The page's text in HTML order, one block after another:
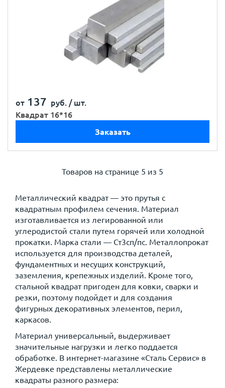
от 137 руб. / шт.
Квадрат 16*16
Заказать
Товаров на странице 5 из 5
Металлический квадрат — это прутья с
квадратным профилем сечения. Материал
изготавливается из легированной или
углеродистой стали путем горячей или холодной
прокатки. Марка стали — Ст3сп/пс. Металлопрокат
используется для производства деталей,
фундаментных и несущих конструкций,
заземления, крепежных изделий. Кроме того,
стальной квадрат пригоден для ковки, сварки и
резки, поэтому подойдет и для создания
фигурных декоративных элементов, перил,
каркасов.
Материал универсальный, выдерживает
значительные нагрузки и легко поддается
обработке. В интернет-магазине «Сталь Сервис» в
Жердевке представлены металлические
квадраты разного размера: